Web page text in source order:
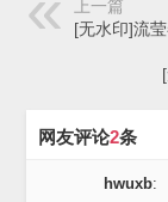
上一篇
[无水印]流
网友评论2条
hwuxb: